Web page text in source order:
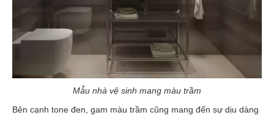
Mẫu nhà vệ sinh mang màu trầm
Bên cạnh tone đen, gam màu trầm cũng mang đến sự dịu dàng